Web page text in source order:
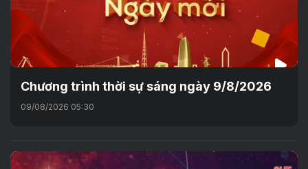
Chương trình thời sự sáng ngày 9/8/2026
09/08/2026 05:30